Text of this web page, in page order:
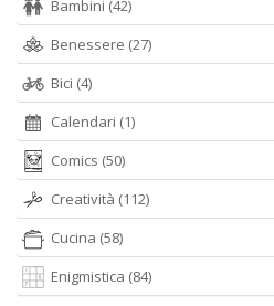
Bambini (42)
Benessere (27)
Bici (4)
Calendari (1)
Comics (50)
Creatività (112)
Cucina (58)
Enigmistica (84)